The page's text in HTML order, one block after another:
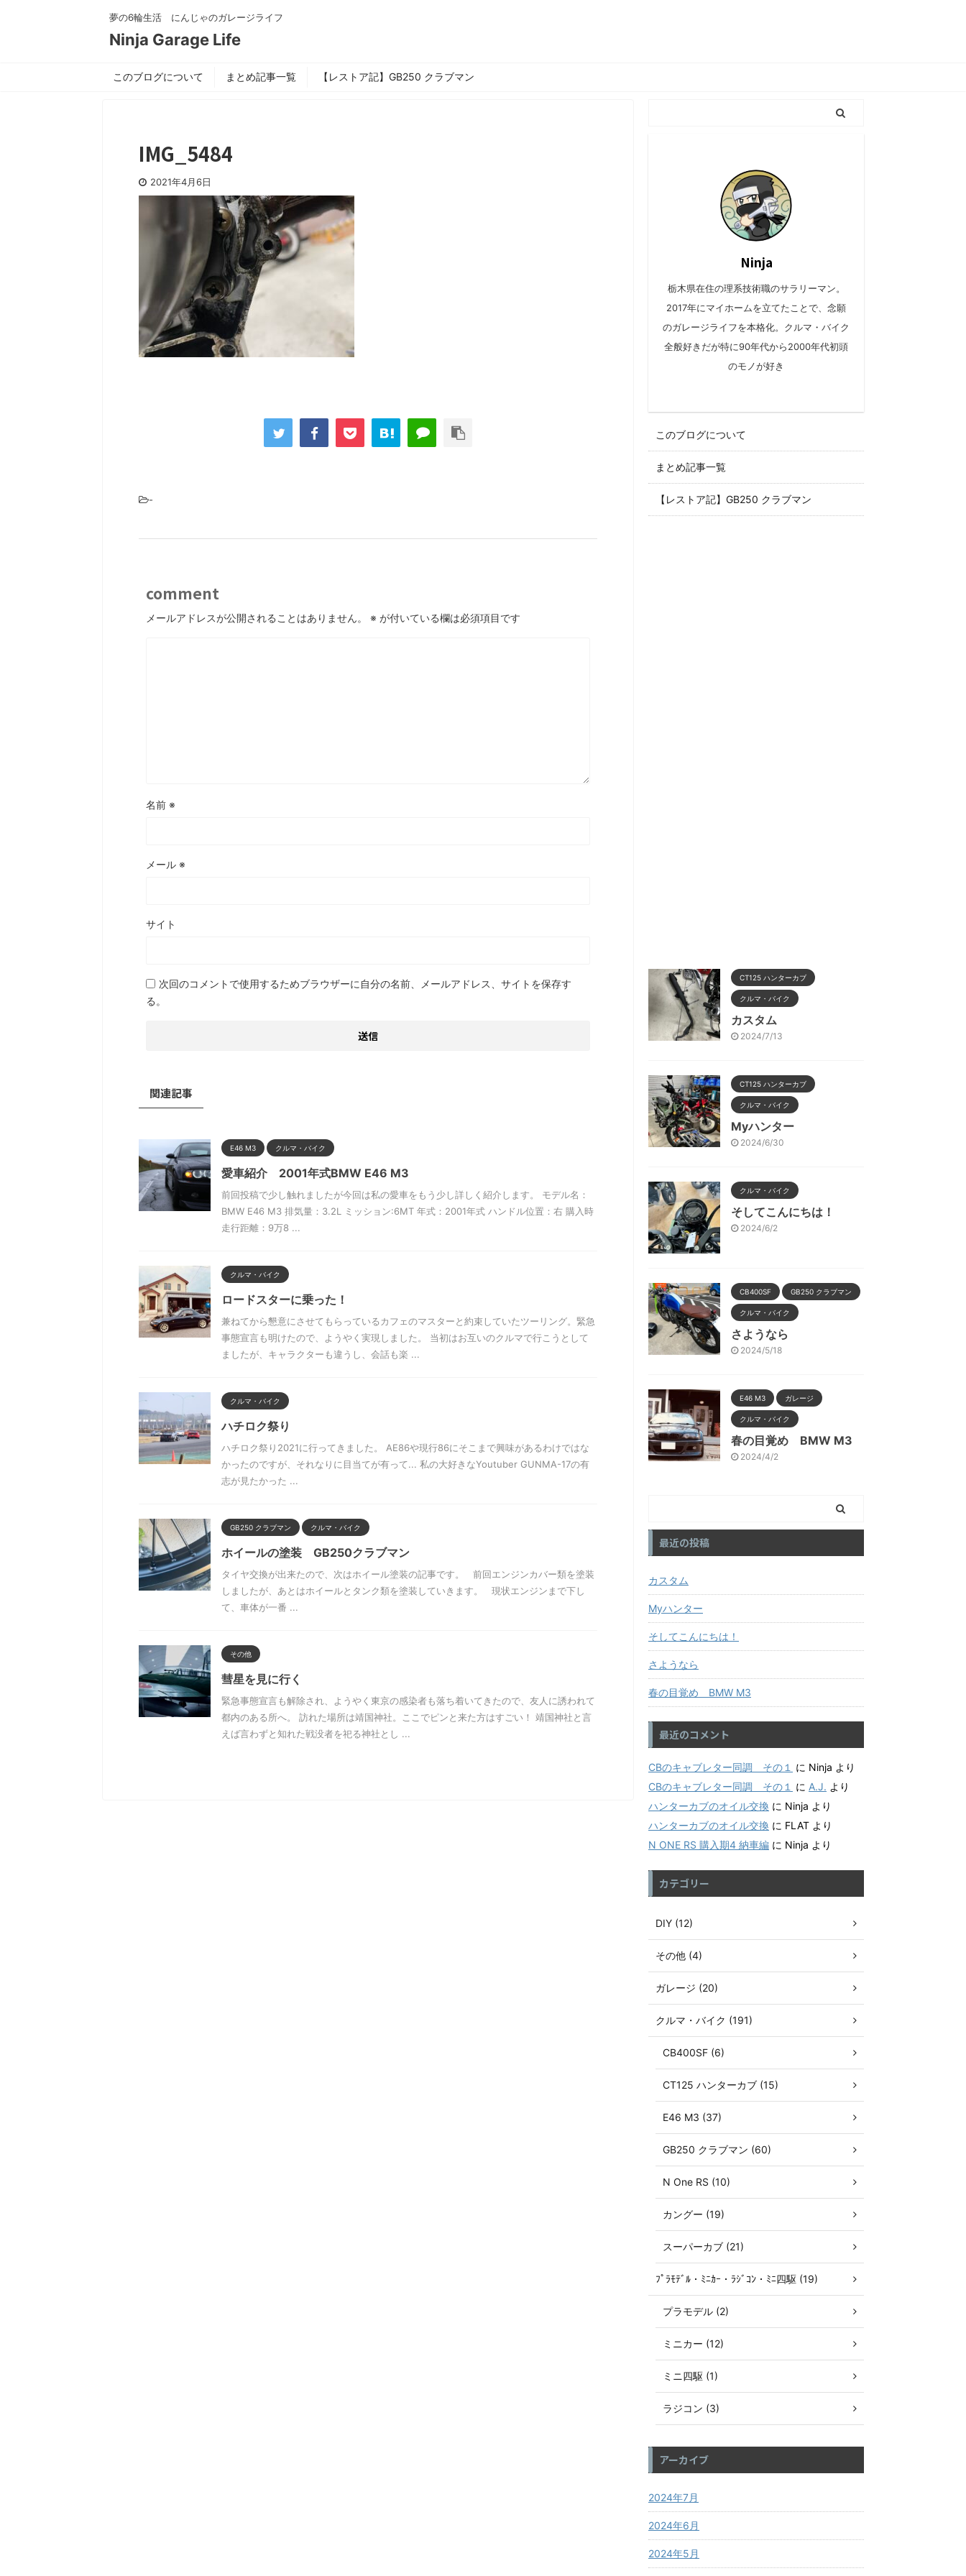
夢の6輪生活 にんじゃのガレージライフ
Ninja Garage Life
このブログについて まとめ記事一覧 【レストア記】GB250 クラブマン
IMG_5484
2021年4月6日
-
comment
メールアドレスが公開されることはありません。 ※ が付いている欄は必須項目です
名前 ※
メール ※
サイト
次回のコメントで使用するためブラウザーに自分の名前、メールアドレス、サイトを保存す
る。
関連記事
E46 M3 クルマ・バイク
愛車紹介 2001年式BMW E46 M3
前回投稿で少し触れましたが今回は私の愛車をもう少し詳しく紹介します。 モデル名：
BMW E46 M3 排気量：3.2L ミッション:6MT 年式：2001年式 ハンドル位置：右 購入時
走行距離：9万8 ...
クルマ・バイク
ロードスターに乗った！
兼ねてから懇意にさせてもらっているカフェのマスターと約束していたツーリング。緊急
事態宣言も明けたので、ようやく実現しました。 当初はお互いのクルマで行こうとして
ましたが、キャラクターも違うし、会話も楽 ...
クルマ・バイク
ハチロク祭り
ハチロク祭り2021に行ってきました。 AE86や現行86にそこまで興味があるわけではな
かったのですが、それなりに目当てが有って... 私の大好きなYoutuber GUNMA-17の有
志が見たかった ...
GB250 クラブマン クルマ・バイク
ホイールの塗装 GB250クラブマン
タイヤ交換が出来たので、次はホイール塗装の記事です。 前回エンジンカバー類を塗装
しましたが、あとはホイールとタンク類を塗装していきます。 現状エンジンまで下し
て、車体が一番 ...
その他
彗星を見に行く
緊急事態宣言も解除され、ようやく東京の感染者も落ち着いてきたので、友人に誘われて
都内のある所へ。 訪れた場所は靖国神社。ここでピンと来た方はすごい！ 靖国神社と言
えば言わずと知れた戦没者を祀る神社とし ...
Ninja
栃木県在住の理系技術職のサラリーマン。
2017年にマイホームを立てたことで、念願
のガレージライフを本格化。クルマ・バイク
全般好きだが特に90年代から2000年代初頭
のモノが好き
このブログについて
まとめ記事一覧
【レストア記】GB250 クラブマン
CT125 ハンターカブ
クルマ・バイク
カスタム
2024/7/13
CT125 ハンターカブ
クルマ・バイク
Myハンター
2024/6/30
クルマ・バイク
そしてこんにちは！
2024/6/2
CB400SF GB250 クラブマン
クルマ・バイク
さようなら
2024/5/18
E46 M3 ガレージ
クルマ・バイク
春の目覚め BMW M3
2024/4/2
最近の投稿
カスタム
Myハンター
そしてこんにちは！
さようなら
春の目覚め BMW M3
最近のコメント
CBのキャブレター同調 その１ に Ninja より
CBのキャブレター同調 その１
に A.J. より
ハンターカブのオイル交換 に Ninja より
ハンターカブのオイル交換 に FLAT より
N ONE RS 購入期4 納車編 に Ninja より
カテゴリー
DIY (12)
その他 (4)
ガレージ (20)
クルマ・バイク (191)
CB400SF (6)
CT125 ハンターカブ (15)
E46 M3 (37)
GB250 クラブマン (60)
N One RS (10)
カングー (19)
スーパーカブ (21)
ﾌﾟﾗﾓﾃﾞﾙ・ﾐﾆｶｰ・ﾗｼﾞｺﾝ・ﾐﾆ四駆 (19)
プラモデル (2)
ミニカー (12)
ミニ四駆 (1)
ラジコン (3)
アーカイブ
2024年7月
2024年6月
2024年5月